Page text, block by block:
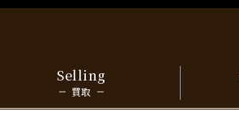
Selling
買取